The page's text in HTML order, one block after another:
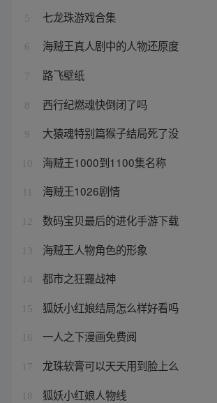
5 七龙珠游戏合集
6 海贼王真人剧中的人物还原度
7 路飞壁纸
8 西行纪燃魂快倒闭了吗
9 大猿魂特别篇猴子结局死了没
10 海贼王1000到1100集名称
海贼王1026剧情
12 数码宝贝最后的进化手游下载
13 海贼王人物角色的形象
14 都市之狂龗战神
15 狐妖小红娘结局怎么样好看吗
16 一人之下漫画免费阅
17 龙珠软膏可以天天用到脸上么
18 狐妖小红娘人物线